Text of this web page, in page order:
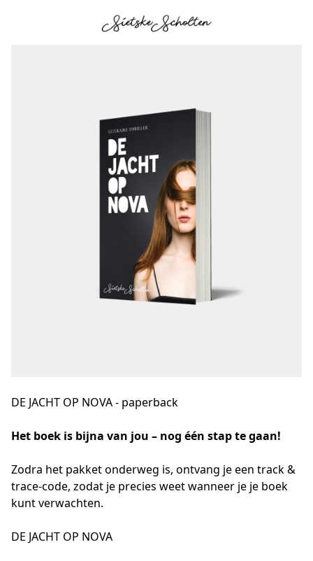
DE JACHT OP NOVA - paperback
Het boek is bijna van jou – nog één stap te gaan!
Zodra het pakket onderweg is, ontvang je een track &
trace-code, zodat je precies weet wanneer je je boek
kunt verwachten.
DE JACHT OP NOVA